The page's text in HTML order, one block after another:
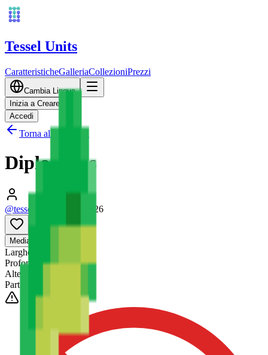
Tessel Units
CaratteristicheGalleriaCollezioniPrezzi
Cambia Lingua
Inizia a Creare
Accedi
Torna alla Galleria
Diplodocus
@tessel_units
10/03/2026
0
Media
Larghezza
Profondità128mm
Altezza
Parti